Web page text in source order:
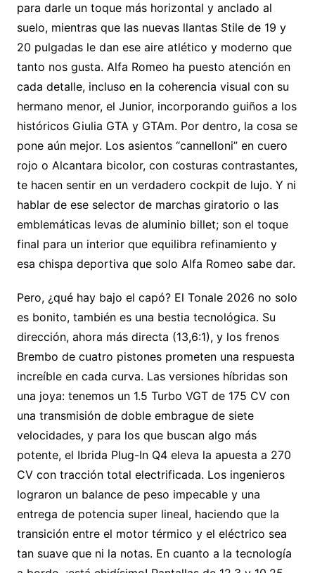
para darle un toque más horizontal y anclado al
suelo, mientras que las nuevas llantas Stile de 19 y
20 pulgadas le dan ese aire atlético y moderno que
tanto nos gusta. Alfa Romeo ha puesto atención en
cada detalle, incluso en la coherencia visual con su
hermano menor, el Junior, incorporando guiños a los
históricos Giulia GTA y GTAm. Por dentro, la cosa se
pone aún mejor. Los asientos “cannelloni” en cuero
rojo o Alcantara bicolor, con costuras contrastantes,
te hacen sentir en un verdadero cockpit de lujo. Y ni
hablar de ese selector de marchas giratorio o las
emblemáticas levas de aluminio billet; son el toque
final para un interior que equilibra refinamiento y
esa chispa deportiva que solo Alfa Romeo sabe dar.
Pero, ¿qué hay bajo el capó? El Tonale 2026 no solo
es bonito, también es una bestia tecnológica. Su
dirección, ahora más directa (13,6:1), y los frenos
Brembo de cuatro pistones prometen una respuesta
increíble en cada curva. Las versiones híbridas son
una joya: tenemos un 1.5 Turbo VGT de 175 CV con
una transmisión de doble embrague de siete
velocidades, y para los que buscan algo más
potente, el Ibrida Plug-In Q4 eleva la apuesta a 270
CV con tracción total electrificada. Los ingenieros
lograron un balance de peso impecable y una
entrega de potencia super lineal, haciendo que la
transición entre el motor térmico y el eléctrico sea
tan suave que ni la notas. En cuanto a la tecnología